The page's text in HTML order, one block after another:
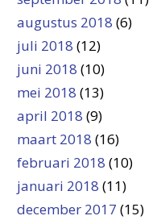
augustus 2018 (6)
juli 2018 (12)
juni 2018 (10)
mei 2018 (13)
april 2018 (9)
maart 2018 (16)
februari 2018 (10)
januari 2018 (11)
december 2017 (15)